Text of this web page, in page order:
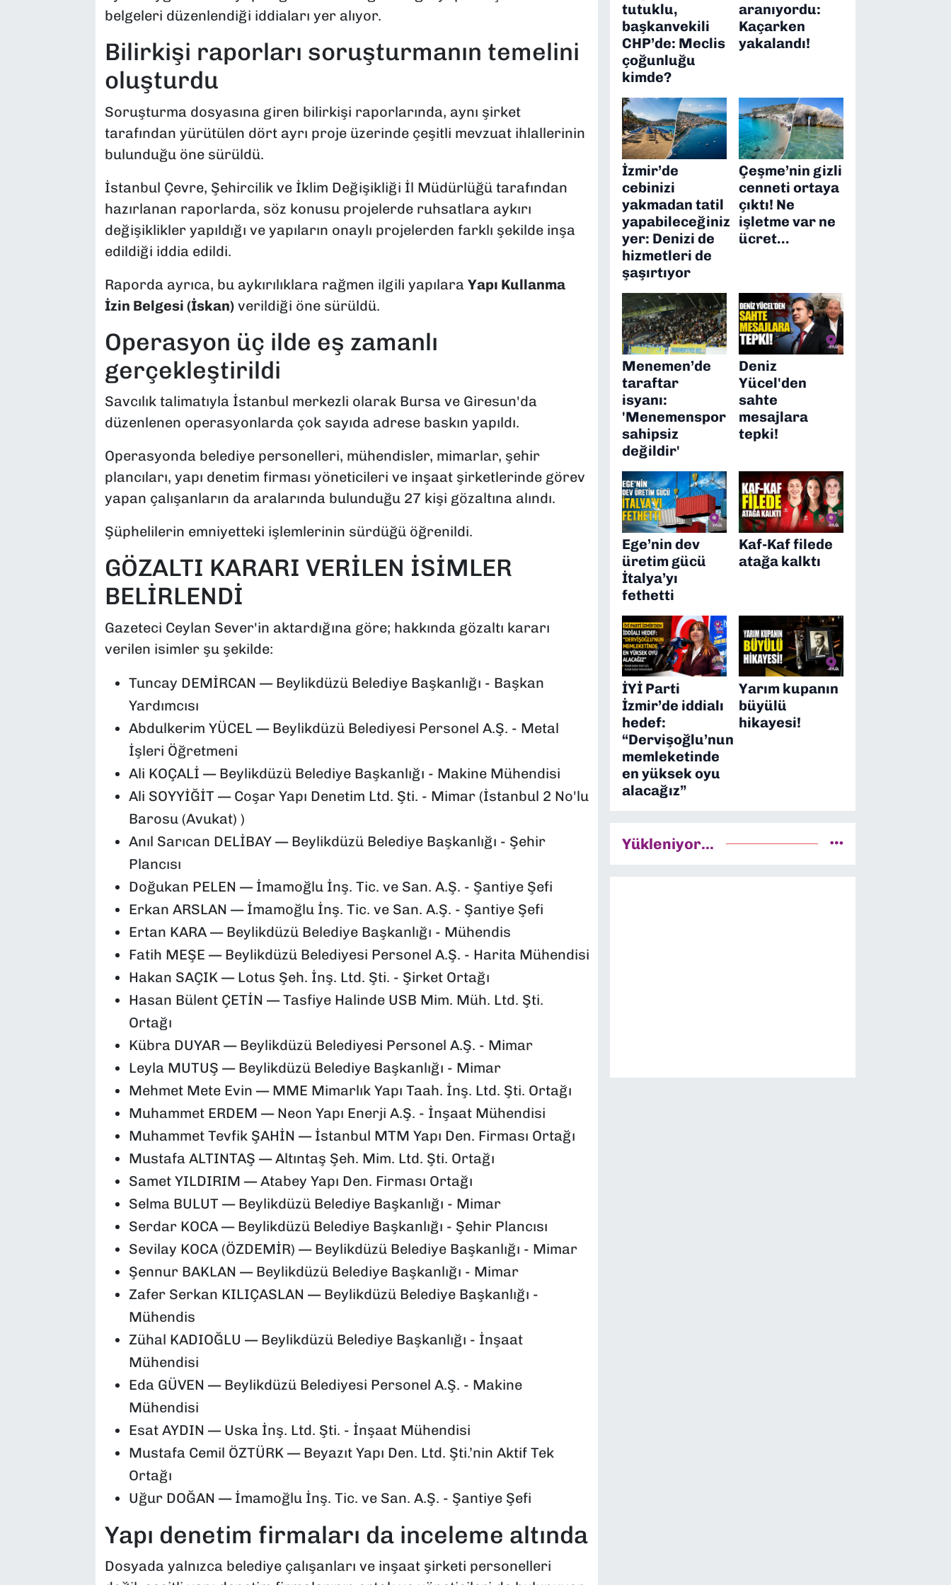
belgeleri düzenlendiği iddiaları yer alıyor.
Bilirkişi raporları soruşturmanın temelini
oluşturdu
Soruşturma dosyasına giren bilirkişi raporlarında, aynı şirket
tarafından yürütülen dört ayrı proje üzerinde çeşitli mevzuat ihlallerinin
bulunduğu öne sürüldü.
İstanbul Çevre, Şehircilik ve İklim Değişikliği İl Müdürlüğü tarafından
hazırlanan raporlarda, söz konusu projelerde ruhsatlara aykırı
değişiklikler yapıldığı ve yapıların onaylı projelerden farklı şekilde inşa
edildiği iddia edildi.
Raporda ayrıca, bu aykırılıklara rağmen ilgili yapılara Yapı Kullanma
İzin Belgesi (İskan)verildiği öne sürüldü.
Operasyon üç ilde eş zamanlı
gerçekleştirildi
Savcılık talimatıyla İstanbul merkezli olarak Bursa ve Giresun'da
düzenlenen operasyonlarda çok sayıda adrese baskın yapıldı.
Operasyonda belediye personelleri, mühendisler, mimarlar, şehir
plancıları, yapı denetim firması yöneticileri ve inşaat şirketlerinde görev
yapan çalışanların da aralarında bulunduğu 27 kişi gözaltına alındı.
Şüphelilerin emniyetteki işlemlerinin sürdüğü öğrenildi.
GÖZALTI KARARI VERİLEN İSİMLER
BELİRLENDİ
Gazeteci Ceylan Sever'in aktardığına göre; hakkında gözaltı kararı
verilen isimler şu şekilde:
Tuncay DEMİRCAN — Beylikdüzü Belediye Başkanlığı - Başkan
Yardımcısı
Abdulkerim YÜCEL — Beylikdüzü Belediyesi Personel A.Ş. - Metal
İşleri Öğretmeni
Ali KOÇALİ — Beylikdüzü Belediye Başkanlığı - Makine Mühendisi
Ali SOYYİĞİT — Coşar Yapı Denetim Ltd. Şti. - Mimar (İstanbul 2 No'lu
Barosu (Avukat) )
Anıl Sarıcan DELİBAY — Beylikdüzü Belediye Başkanlığı - Şehir
Plancısı
Doğukan PELEN — İmamoğlu İnş. Tic. ve San. A.Ş. - Şantiye Şefi
Erkan ARSLAN — İmamoğlu İnş. Tic. ve San. A.Ş. - Şantiye Şefi
Ertan KARA — Beylikdüzü Belediye Başkanlığı - Mühendis
Fatih MEŞE — Beylikdüzü Belediyesi Personel A.Ş. - Harita Mühendisi
Hakan SAÇIK — Lotus Şeh. İnş. Ltd. Şti. - Şirket Ortağı
Hasan Bülent ÇETİN — Tasfiye Halinde USB Mim. Müh. Ltd. Şti.
Ortağı
Kübra DUYAR — Beylikdüzü Belediyesi Personel A.Ş. - Mimar
Leyla MUTUŞ — Beylikdüzü Belediye Başkanlığı - Mimar
Mehmet Mete Evin — MME Mimarlık Yapı Taah. İnş. Ltd. Şti. Ortağı
Muhammet ERDEM — Neon Yapı Enerji A.Ş. - İnşaat Mühendisi
Muhammet Tevfik ŞAHİN — İstanbul MTM Yapı Den. Firması Ortağı
Mustafa ALTINTAŞ — Altıntaş Şeh. Mim. Ltd. Şti. Ortağı
Samet YILDIRIM — Atabey Yapı Den. Firması Ortağı
Selma BULUT — Beylikdüzü Belediye Başkanlığı - Mimar
Serdar KOCA — Beylikdüzü Belediye Başkanlığı - Şehir Plancısı
Sevilay KOCA (ÖZDEMİR) — Beylikdüzü Belediye Başkanlığı - Mimar
Şennur BAKLAN — Beylikdüzü Belediye Başkanlığı - Mimar
Zafer Serkan KILIÇASLAN — Beylikdüzü Belediye Başkanlığı -
Mühendis
Zühal KADIOĞLU — Beylikdüzü Belediye Başkanlığı - İnşaat
Mühendisi
Eda GÜVEN — Beylikdüzü Belediyesi Personel A.Ş. - Makine
Mühendisi
Esat AYDIN — Uska İnş. Ltd. Şti. - İnşaat Mühendisi
Mustafa Cemil ÖZTÜRK — Beyazıt Yapı Den. Ltd. Şti.’nin Aktif Tek
Ortağı
Uğur DOĞAN — İmamoğlu İnş. Tic. ve San. A.Ş. - Şantiye Şefi
Yapı denetim firmaları da inceleme altında
Dosyada yalnızca belediye çalışanları ve inşaat şirketi personelleri
tutuklu,
başkanvekili
CHP’de: Meclis
çoğunluğu
kimde?
aranıyordu:
Kaçarken
yakalandı!
İzmir’de
cebinizi
yakmadan tatil
yapabileceğiniz
yer: Denizi de
hizmetleri de
şaşırtıyor
Çeşme’nin gizli
cenneti ortaya
çıktı! Ne
işletme var ne
ücret…
Menemen’de
taraftar
isyanı:
'Menemenspor
sahipsiz
değildir'
Deniz
Yücel'den
sahte
mesajlara
tepki!
Ege’nin dev
üretim gücü
İtalya’yı
fethetti
Kaf-Kaf filede
atağa kalktı
İYİ Parti
İzmir’de iddialı
hedef:
“Dervişoğlu’nun
memleketinde
en yüksek oyu
alacağız”
Yarım kupanın
büyülü
hikayesi!
Yükleniyor...